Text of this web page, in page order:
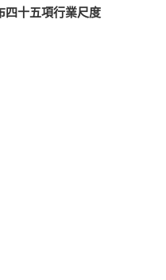
四十五項行業尺度